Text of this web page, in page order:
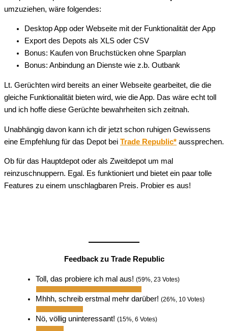
umzuziehen, wäre folgendes:
Desktop App oder Webseite mit der Funktionalität der App
Export des Depots als XLS oder CSV
Bonus: Kaufen von Bruchstücken ohne Sparplan
Bonus: Anbindung an Dienste wie z.b. Outbank
Lt. Gerüchten wird bereits an einer Webseite gearbeitet, die die
gleiche Funktionalität bieten wird, wie die App. Das wäre echt toll
und ich hoffe diese Gerüchte bewahrheiten sich zeitnah.
Unabhängig davon kann ich dir jetzt schon ruhigen Gewissens
eine Empfehlung für das Depot bei Trade Republic* aussprechen.
Ob für das Hauptdepot oder als Zweitdepot um mal
reinzuschnuppern. Egal. Es funktioniert und bietet ein paar tolle
Features zu einem unschlagbaren Preis. Probier es aus!
Feedback zu Trade Republic
Toll, das probiere ich mal aus! (59%, 23 Votes)
Mhhh, schreib erstmal mehr darüber! (26%, 10 Votes)
Nö, völlig uninteressant! (15%, 6 Votes)